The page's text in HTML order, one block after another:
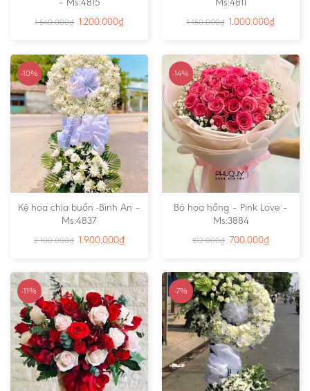
1.540.000₫ 1.200.000₫ 1.150.000₫ 1.000.000₫
-10%
Kệ hoa chia buồn -Bình An –
Ms:4837
2.100.000₫ 1.900.000₫
-14%
Bó hoa hồng – Pink Love –
Ms:3884
812.000₫ 700.000₫
-11% -7%